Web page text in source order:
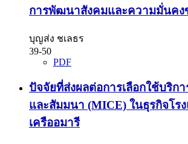
การพัฒนาสังคมและความมั่นคง
บุญส่ง ชเลธร
39-50
PDF
ปัจจัยที่ส่งผลต่อการเลือกใช้บริก
และสัมมนา (MICE) ในธุรกิจโร
เครืออมารี